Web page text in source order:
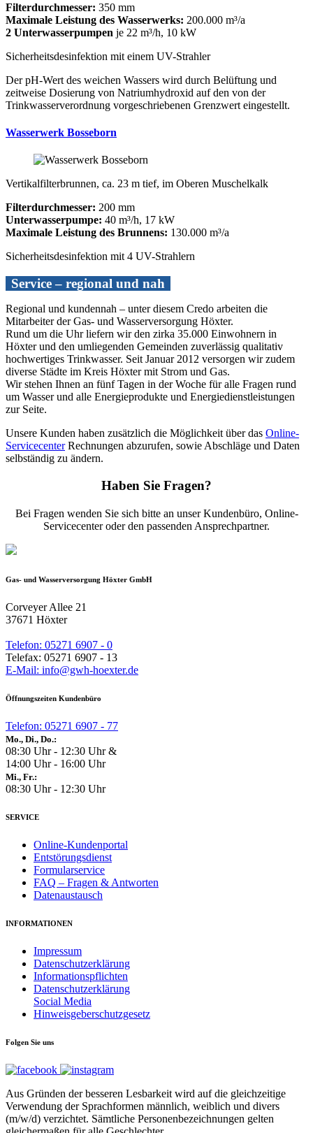
Filterdurchmesser: 350 mm
Maximale Leistung des Wasserwerks: 200.000 m³/a
2 Unterwasserpumpen je 22 m³/h, 10 kW
Sicherheitsdesinfektion mit einem UV-Strahler
Der pH-Wert des weichen Wassers wird durch Belüftung und
zeitweise Dosierung von Natriumhydroxid auf den von der
Trinkwasserverordnung vorgeschriebenen Grenzwert eingestellt.
Wasserwerk Bosseborn
Vertikalfilterbrunnen, ca. 23 m tief, im Oberen Muschelkalk
Filterdurchmesser: 200 mm
Unterwasserpumpe: 40 m³/h, 17 kW
Maximale Leistung des Brunnens: 130.000 m³/a
Sicherheitsdesinfektion mit 4 UV-Strahlern
Service – regional und nah
Regional und kundennah – unter diesem Credo arbeiten die
Mitarbeiter der Gas- und Wasserversorgung Höxter.
Rund um die Uhr liefern wir den zirka 35.000 Einwohnern in
Höxter und den umliegenden Gemeinden zuverlässig qualitativ
hochwertiges Trinkwasser. Seit Januar 2012 versorgen wir zudem
diverse Städte im Kreis Höxter mit Strom und Gas.
Wir stehen Ihnen an fünf Tagen in der Woche für alle Fragen rund
um Wasser und alle Energieprodukte und Energiedienstleistungen
zur Seite.
Unsere Kunden haben zusätzlich die Möglichkeit über das Online-
ServicecenterRechnungen abzurufen, sowie Abschläge und Daten
selbständig zu ändern.
Haben Sie Fragen?
Bei Fragen wenden Sie sich bitte an unser Kundenbüro, Online-
Servicecenter oder den passenden Ansprechpartner.
Gas- und Wasserversorgung Höxter GmbH
Corveyer Allee 21
37671 Höxter
Telefon: 05271 6907 - 0
Telefax: 05271 6907 - 13
E-Mail: info@gwh-hoexter.de
Öffnungszeiten Kundenbüro
Telefon: 05271 6907 - 77
Mo., Di., Do.:
08:30 Uhr - 12:30 Uhr &
14:00 Uhr - 16:00 Uhr
Mi., Fr.:
08:30 Uhr - 12:30 Uhr
SERVICE
Online-Kundenportal
Entstörungsdienst
Formularservice
FAQ – Fragen & Antworten
Datenaustausch
INFORMATIONEN
Impressum
Datenschutzerklärung
Informationspflichten
Datenschutzerklärung
Social Media
Hinweisgeberschutzgesetz
Folgen Sie uns
Aus Gründen der besseren Lesbarkeit wird auf die gleichzeitige
Verwendung der Sprachformen männlich, weiblich und divers
(m/w/d) verzichtet. Sämtliche Personenbezeichnungen gelten